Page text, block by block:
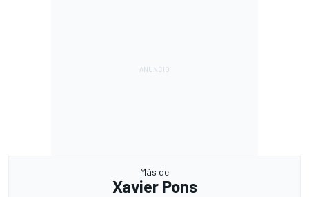
Más de
Xavier Pons